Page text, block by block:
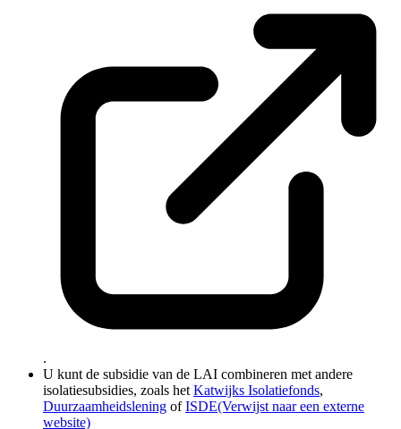
.
U kunt de subsidie van de LAI combineren met andere
isolatiesubsidies, zoals het Katwijks Isolatiefonds,
Duurzaamheidslening ofISDE(Verwijst naar een externe
website)